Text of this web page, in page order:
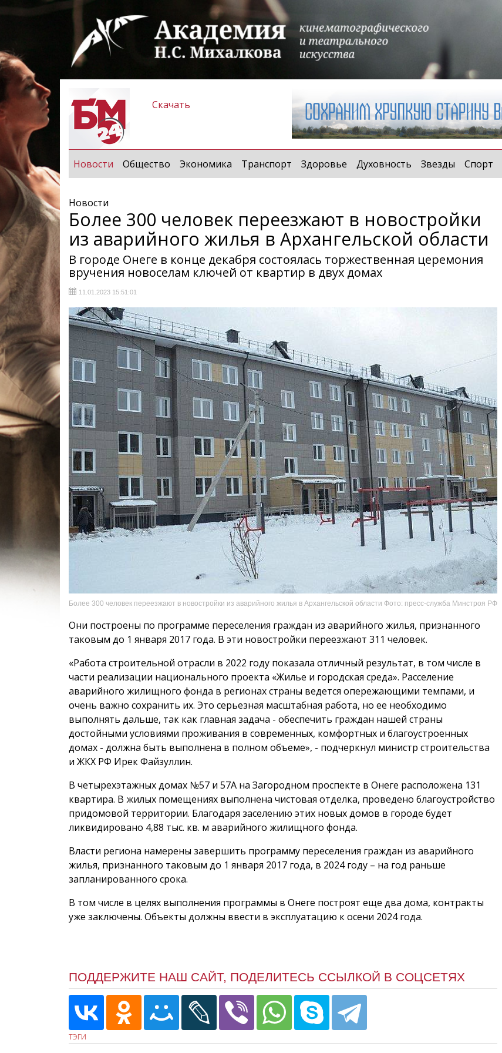
Скачать
Новости (current)
Общество Экономика Транспорт Здоровье Духовность Звезды Спорт
Новости
Более 300 человек переезжают в новостройки
из аварийного жилья в Архангельской области
В городе Онеге в конце декабря состоялась торжественная церемония
вручения новоселам ключей от квартир в двух домах
11.01.2023 15:51:01
Более 300 человек переезжают в новостройки из аварийного жилья в Архангельской области Фото: пресс-служба Минстроя РФ
Они построены по программе переселения граждан из аварийного жилья, признанного
таковым до 1 января 2017 года. В эти новостройки переезжают 311 человек.
«Работа строительной отрасли в 2022 году показала отличный результат, в том числе в
части реализации национального проекта «Жилье и городская среда». Расселение
аварийного жилищного фонда в регионах страны ведется опережающими темпами, и
очень важно сохранить их. Это серьезная масштабная работа, но ее необходимо
выполнять дальше, так как главная задача - обеспечить граждан нашей страны
достойными условиями проживания в современных, комфортных и благоустроенных
домах - должна быть выполнена в полном объеме», - подчеркнул министр строительства
и ЖКХ РФ Ирек Файзуллин.
В четырехэтажных домах №57 и 57А на Загородном проспекте в Онеге расположена 131
квартира. В жилых помещениях выполнена чистовая отделка, проведено благоустройство
придомовой территории. Благодаря заселению этих новых домов в городе будет
ликвидировано 4,88 тыс. кв. м аварийного жилищного фонда.
Власти региона намерены завершить программу переселения граждан из аварийного
жилья, признанного таковым до 1 января 2017 года, в 2024 году – на год раньше
запланированного срока.
В том числе в целях выполнения программы в Онеге построят еще два дома, контракты
уже заключены. Объекты должны ввести в эксплуатацию к осени 2024 года.
ПОДДЕРЖИТЕ НАШ САЙТ, ПОДЕЛИТЕСЬ ССЫЛКОЙ В СОЦСЕТЯХ
ТЭГИ